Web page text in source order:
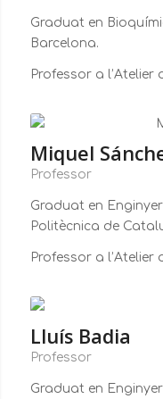
Graduat en
Barcelona.
Professor a l’Atelier
Miquel
Professor
Graduat en
Politècnica de
Professor a l’Atelier
Lluís Badia
Professor
Graduat en